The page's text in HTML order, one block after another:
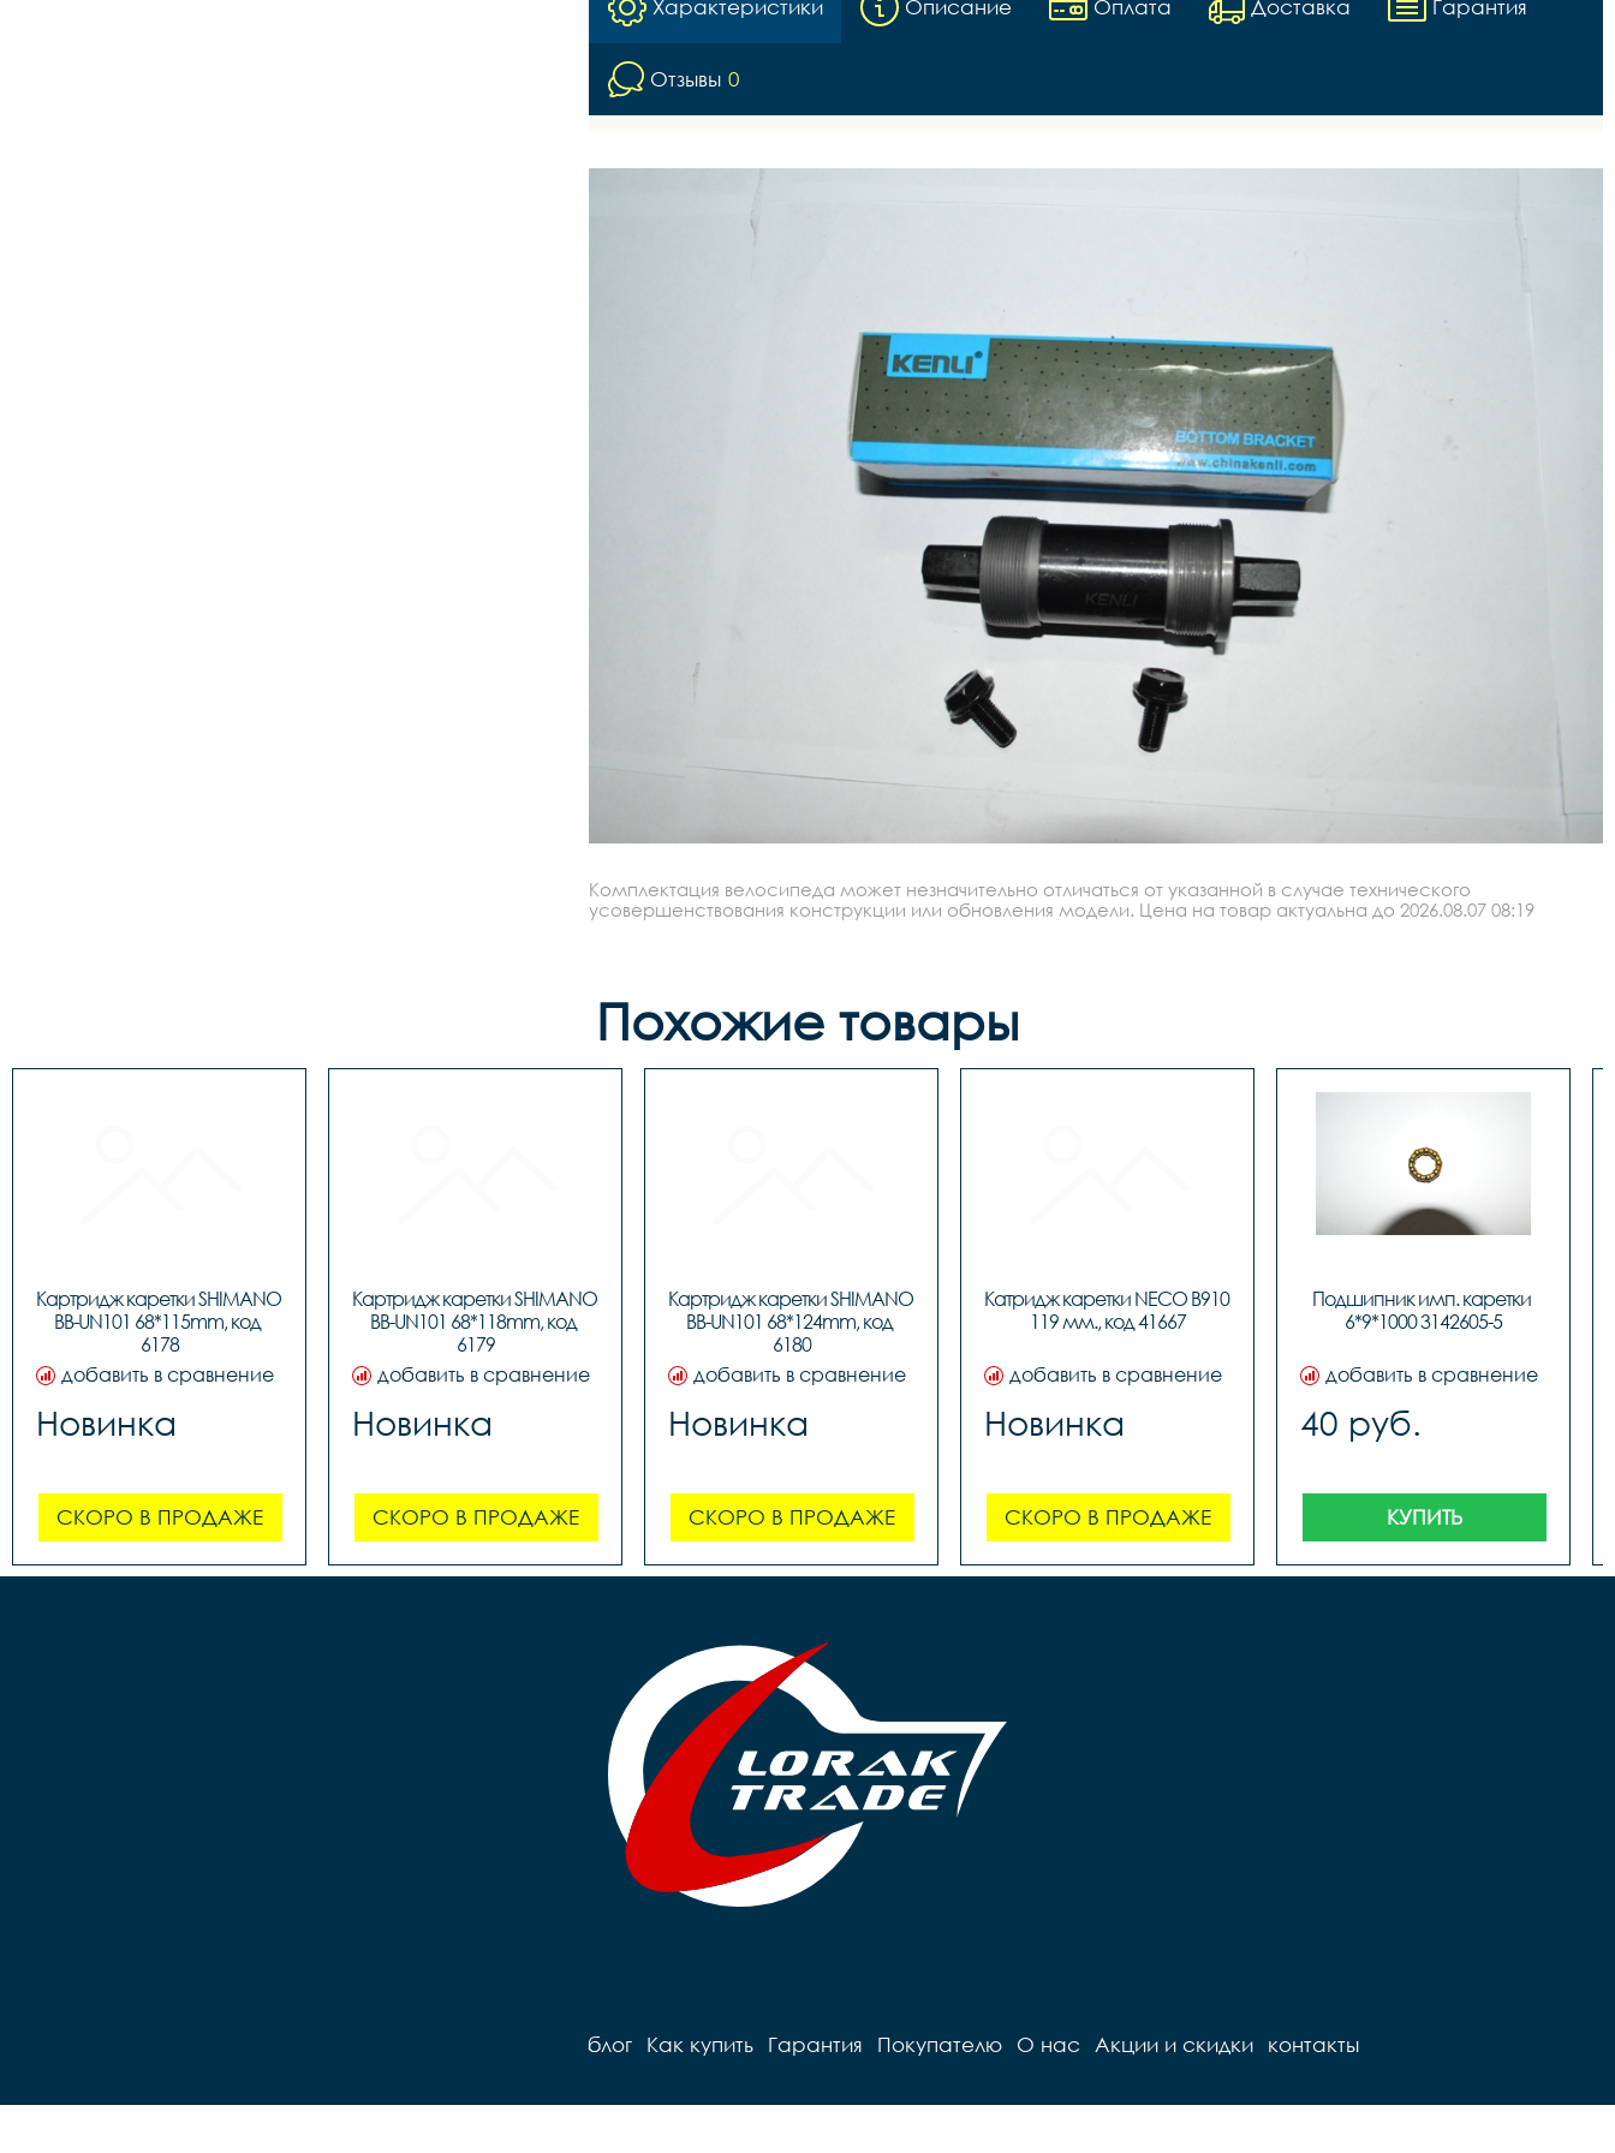
Характеристики Описание Оплата Доставка Гарантия
Отзывы 0
Комплектация велосипеда может незначительно отличаться от указанной в случае технического
усовершенствования конструкции или обновления модели. Цена на товар актуальна до 2026.08.07 08:19
Похожие товары
Картридж каретки SHIMANO
BB-UN101 68*115mm, код
6178
добавить в сравнение
Новинка
СКОРО В ПРОДАЖЕ
Картридж каретки SHIMANO
BB-UN101 68*118mm, код
6179
добавить в сравнение
Новинка
СКОРО В ПРОДАЖЕ
Картридж каретки SHIMANO
BB-UN101 68*124mm, код
6180
добавить в сравнение
Новинка
СКОРО В ПРОДАЖЕ
Катридж каретки NECO B910
119 мм., код 41667
добавить в сравнение
Новинка
СКОРО В ПРОДАЖЕ
Подшипник имп. каретки
6*9*1000 3142605-5
добавить в сравнение
40 руб.
КУПИТЬ
блог Как купить Гарантия Покупателю О нас Акции и скидки контакты